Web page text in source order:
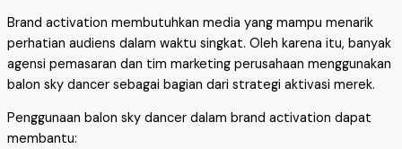
Brand activation membutuhkan media yang mampu menarik
perhatian audiens dalam waktu singkat. Oleh karena itu, banyak
agensi pemasaran dan tim marketing perusahaan menggunakan
balon sky dancer sebagai bagian dari strategi aktivasi merek.
Penggunaan balon sky dancer dalam brand activation dapat
membantu: